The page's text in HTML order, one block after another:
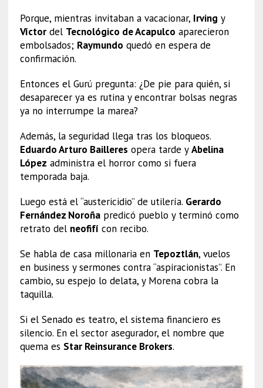
Porque, mientras invitaban a vacacionar, Irving y
Víctordel Tecnológico de Acapulco aparecieron
embolsados; Raymundo quedó en espera de
confirmación.
Entonces el Gurú pregunta: ¿De pie para quién, si
desaparecer ya es rutina y encontrar bolsas negras
ya no interrumpe la marea?
Además, la seguridad llega tras los bloqueos.
Eduardo Arturo Bailleres opera tarde yAbelina
López administra el horror como si fuera
temporada baja.
Luego está el “austericidio” de utilería. Gerardo
Fernández Noroñapredicó pueblo y terminó como
retrato del neofifí con recibo.
Se habla de casa millonaria en Tepoztlán, vuelos
en business y sermones contra “aspiracionistas”. En
cambio, su espejo lo delata, y Morena cobra la
taquilla.
Si el Senado es teatro, el sistema financiero es
silencio. En el sector asegurador, el nombre que
quema es Star Reinsurance Brokers.